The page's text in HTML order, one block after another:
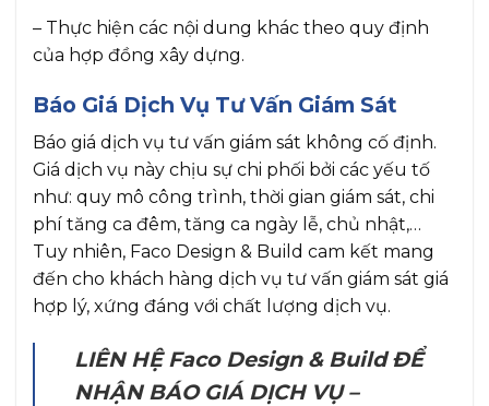
– Thực hiện các nội dung khác theo quy định
của hợp đồng xây dựng.
Báo Giá Dịch Vụ Tư Vấn Giám Sát
Báo giá dịch vụ tư vấn giám sát không cố định.
Giá dịch vụ này chịu sự chi phối bởi các yếu tố
như: quy mô công trình, thời gian giám sát, chi
phí tăng ca đêm, tăng ca ngày lễ, chủ nhật,…
Tuy nhiên, Faco Design & Build cam kết mang
đến cho khách hàng dịch vụ tư vấn giám sát giá
hợp lý, xứng đáng với chất lượng dịch vụ.
LIÊN HỆ Faco Design & Build ĐỂ
NHẬN BÁO GIÁ DỊCH VỤ –